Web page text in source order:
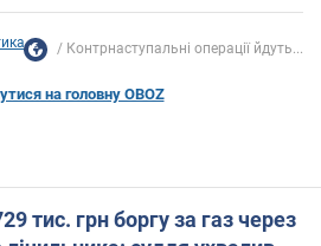
Контрнаступальні операції йдуть...
на головну OBOZ
тис. грн боргу за газ через